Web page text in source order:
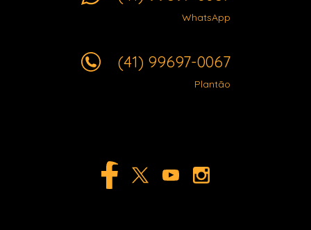
WhatsApp
(41) 99697-0067
Plantão